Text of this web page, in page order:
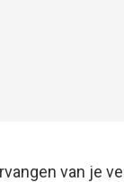
van je